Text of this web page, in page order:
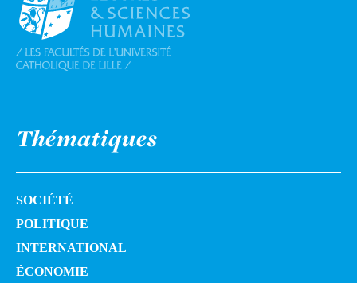
Thématiques
SOCIÉTÉ
POLITIQUE
INTERNATIONAL
ÉCONOMIE